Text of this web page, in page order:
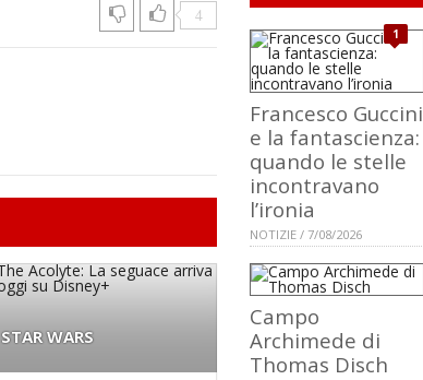
4
STAR WARS
1
Francesco Guccini
e la fantascienza:
quando le stelle
incontravano
l’ironia
NOTIZIE / 7/08/2026
Campo
Archimede di
Thomas Disch